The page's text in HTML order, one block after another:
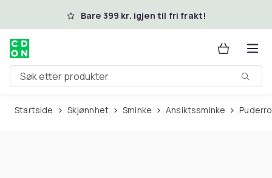
Hopp til hovedinnholdBare 399 kr. igjen til fri frakt!
Søk etter produkter
Startside Skjønnhet Sminke Ansiktssminke